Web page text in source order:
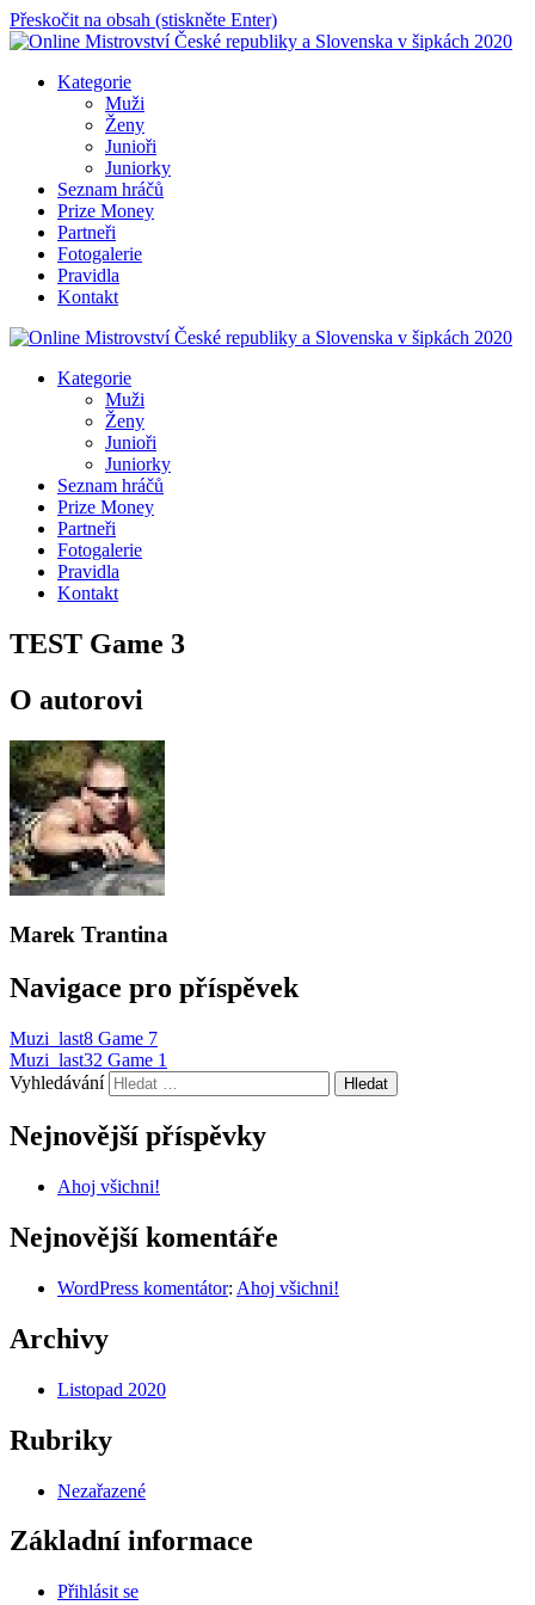
Přeskočit na obsah (stiskněte Enter)
Online Mistrovství České republiky a Slovenska v šipkách 2020
Kategorie
Muži
Ženy
Junioři
Juniorky
Seznam hráčů
Prize Money
Partneři
Fotogalerie
Pravidla
Kontakt
Online Mistrovství České republiky a Slovenska v šipkách 2020
Kategorie
Muži
Ženy
Junioři
Juniorky
Seznam hráčů
Prize Money
Partneři
Fotogalerie
Pravidla
Kontakt
TEST Game 3
O autorovi
Marek Trantina
Navigace pro příspěvek
Muzi_last8 Game 7
Muzi_last32 Game 1
Vyhledávání
Nejnovější příspěvky
Ahoj všichni!
Nejnovější komentáře
WordPress komentátor: Ahoj všichni!
Archivy
Listopad 2020
Rubriky
Nezařazené
Základní informace
Přihlásit se